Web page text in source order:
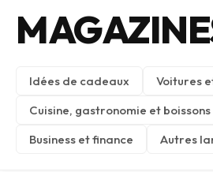
Idées de cadeaux Voitures
Cuisine, gastronomie et boissons
Business et finance
Autres